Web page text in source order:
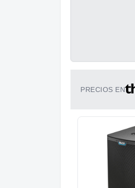
PRECIOS EN